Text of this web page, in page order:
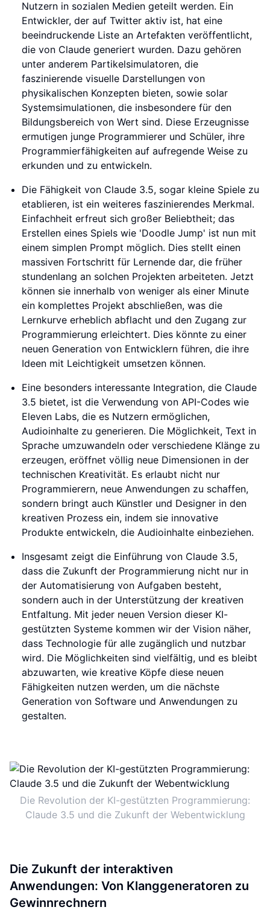
Nutzern in sozialen Medien geteilt werden. Ein
Entwickler, der auf Twitter aktiv ist, hat eine
beeindruckende Liste an Artefakten veröffentlicht,
die von Claude generiert wurden. Dazu gehören
unter anderem Partikelsimulatoren, die
faszinierende visuelle Darstellungen von
physikalischen Konzepten bieten, sowie solar
Systemsimulationen, die insbesondere für den
Bildungsbereich von Wert sind. Diese Erzeugnisse
ermutigen junge Programmierer und Schüler, ihre
Programmierfähigkeiten auf aufregende Weise zu
erkunden und zu entwickeln.
Die Fähigkeit von Claude 3.5, sogar kleine Spiele zu
etablieren, ist ein weiteres faszinierendes Merkmal.
Einfachheit erfreut sich großer Beliebtheit; das
Erstellen eines Spiels wie 'Doodle Jump' ist nun mit
einem simplen Prompt möglich. Dies stellt einen
massiven Fortschritt für Lernende dar, die früher
stundenlang an solchen Projekten arbeiteten. Jetzt
können sie innerhalb von weniger als einer Minute
ein komplettes Projekt abschließen, was die
Lernkurve erheblich abflacht und den Zugang zur
Programmierung erleichtert. Dies könnte zu einer
neuen Generation von Entwicklern führen, die ihre
Ideen mit Leichtigkeit umsetzen können.
Eine besonders interessante Integration, die Claude
3.5 bietet, ist die Verwendung von API-Codes wie
Eleven Labs, die es Nutzern ermöglichen,
Audioinhalte zu generieren. Die Möglichkeit, Text in
Sprache umzuwandeln oder verschiedene Klänge zu
erzeugen, eröffnet völlig neue Dimensionen in der
technischen Kreativität. Es erlaubt nicht nur
Programmierern, neue Anwendungen zu schaffen,
sondern bringt auch Künstler und Designer in den
kreativen Prozess ein, indem sie innovative
Produkte entwickeln, die Audioinhalte einbeziehen.
Insgesamt zeigt die Einführung von Claude 3.5,
dass die Zukunft der Programmierung nicht nur in
der Automatisierung von Aufgaben besteht,
sondern auch in der Unterstützung der kreativen
Entfaltung. Mit jeder neuen Version dieser KI-
gestützten Systeme kommen wir der Vision näher,
dass Technologie für alle zugänglich und nutzbar
wird. Die Möglichkeiten sind vielfältig, und es bleibt
abzuwarten, wie kreative Köpfe diese neuen
Fähigkeiten nutzen werden, um die nächste
Generation von Software und Anwendungen zu
gestalten.
Die Revolution der KI-gestützten Programmierung:
Claude 3.5 und die Zukunft der Webentwicklung
Die Zukunft der interaktiven
Anwendungen: Von Klanggeneratoren zu
Gewinnrechnern